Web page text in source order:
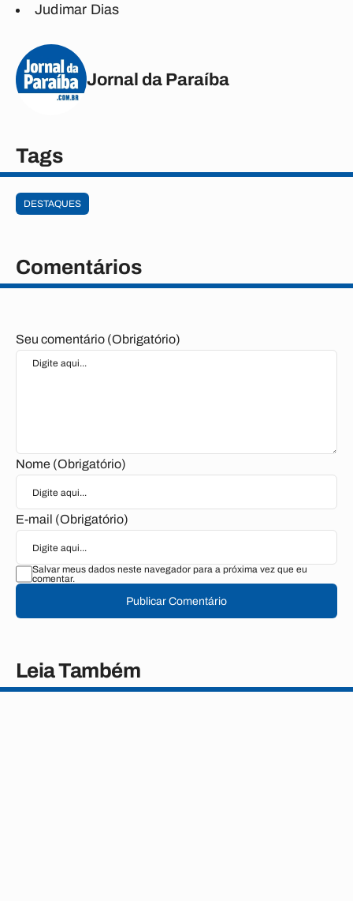
Judimar Dias
Jornal da Paraíba
Tags
DESTAQUES
Comentários
Seu comentário (Obrigatório)
Nome (Obrigatório)
E-mail (Obrigatório)
Salvar meus dados neste navegador para a próxima vez que eu
comentar.
Publicar Comentário
Leia Também